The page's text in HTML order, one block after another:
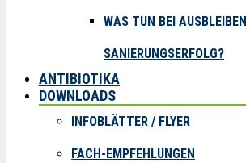
WAS TUN BEI
SANIERUNGSERFOLG?
ANTIBIOTIKA
DOWNLOADS
INFOBLÄTTER / FLYER
FACH-EMPFEHLUNGEN